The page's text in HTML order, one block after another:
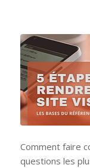
Comment faire
questions les